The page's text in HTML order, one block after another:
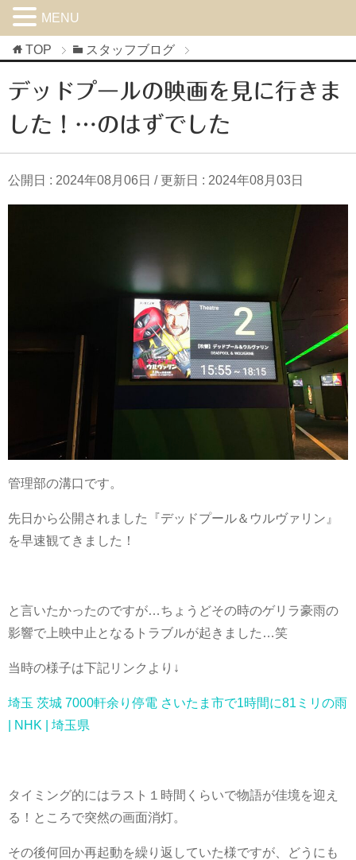
TOP スタッフブログ
デッドプールの映画を見に行きま
した！…のはずでした
公開日 : 2024年08月06日 / 更新日 : 2024年08月03日
管理部の溝口です。
先日から公開されました『デッドプール＆ウルヴァリン』
を早速観てきました！
と言いたかったのですが…ちょうどその時のゲリラ豪雨の
影響で上映中止となるトラブルが起きました…笑
当時の様子は下記リンクより↓
埼玉 茨城 7000軒余り停電 さいたま市で1時間に81ミリの雨
| NHK | 埼玉県
タイミング的にはラスト１時間くらいで物語が佳境を迎え
る！ところで突然の画面消灯。
その後何回か再起動を繰り返していた様ですが、どうにも
MENU